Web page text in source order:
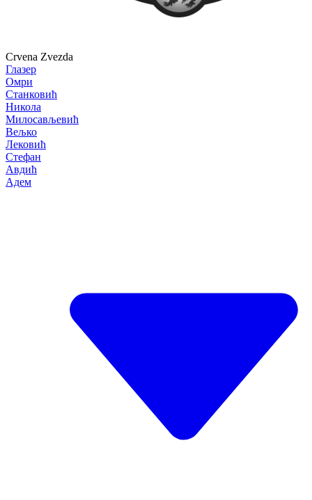
Crvena Zvezda
Глазер
Омри
Станковић
Никола
Милосављевић
Вељко
Лековић
Стефан
Авдић
Адем